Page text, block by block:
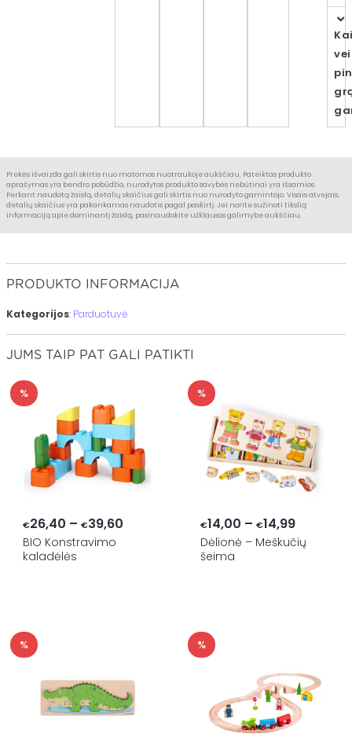
Prekės išvaizda gali skirtis nuo matomos nuotraukoje aukščiau. Pateiktas produkto
aprašymas yra bendro pobūdžio, nurodytos produkto savybės nebūtinai yra išsamios.
Perkant naudotą žaislą, detalių skaičius gali skirtis nuo nurodyto gamintojo. Visais atvejais,
detalių skaičius yra pakankamas naudotis pagal paskirtį. Jei norite sužinoti tikslią
informaciją apie dominantį žaislą, pasinaudokite užklausos galimybe aukščiau.
PRODUKTO INFORMACIJA
Kategorijos: Parduotuvė
JUMS TAIP PAT GALI PATIKTI
%
€26,40 – €39,60Price
BIO Konstravimo
kaladėlės
%
€14,00 – €14,99Price
range:
Dėlionė – Meškučių
šeima
% %